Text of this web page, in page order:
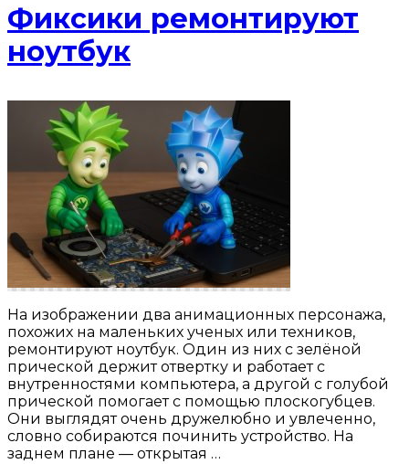
Фиксики ремонтируют
ноутбук
На изображении два анимационных персонажа,
похожих на маленьких ученых или техников,
ремонтируют ноутбук. Один из них с зелёной
прической держит отвертку и работает с
внутренностями компьютера, а другой с голубой
прической помогает с помощью плоскогубцев.
Они выглядят очень дружелюбно и увлеченно,
словно собираются починить устройство. На
заднем плане — открытая …